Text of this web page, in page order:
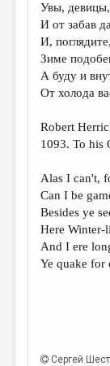
ПРАВИЛА
ОТДЕЛЫ И РУБРИКИ
ИЗБРАННОЕ
КОНКУРСЫ
ДЕТСКАЯ
КНИЖНАЯ
Увы,
И от забав
И,
Зиме
А буду и
От холода
Robert
1093. To his
Alas I can't,
Can I be
Besides ye
Here Winter-
And I ere
Ye quake for
Сергей